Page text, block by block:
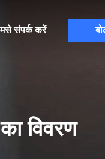
संपर्क करें
विवरण